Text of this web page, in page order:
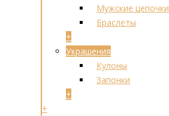
Мужские цепочки
Браслеты
+
Украшения
Кулоны
Запонки
+
+